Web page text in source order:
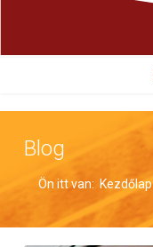
Blog
Ön itt van: Kezdőlap